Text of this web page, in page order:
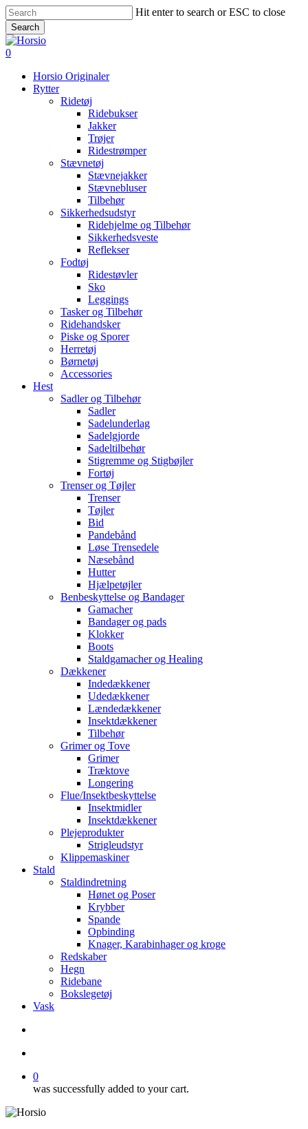
Skip
to
main
content
Hit enter to search or ESC to close
Search
Close
Search
search
account
0
Horsio Originaler
Rytter
Ridetøj
Ridebukser
Jakker
Trøjer
Ridestrømper
Stævnetøj
Stævnejakker
Stævnebluser
Tilbehør
Sikkerhedsudstyr
Ridehjelme og Tilbehør
Sikkerhedsveste
Reflekser
Fodtøj
Ridestøvler
Sko
Leggings
Tasker og Tilbehør
Ridehandsker
Piske og Sporer
Herretøj
Børnetøj
Accessories
Hest
Sadler og Tilbehør
Sadler
Sadelunderlag
Sadelgjorde
Sadeltilbehør
Stigremme og Stigbøjler
Fortøj
Trenser og Tøjler
Trenser
Tøjler
Bid
Pandebånd
Løse Trensedele
Næsebånd
Hutter
Hjælpetøjler
Benbeskyttelse og Bandager
Gamacher
Bandager og pads
Klokker
Boots
Staldgamacher og Healing
Dækkener
Indedækkener
Udedækkener
Lændedækkener
Insektdækkener
Tilbehør
Grimer og Tove
Grimer
Træktove
Longering
Flue/Insektbeskyttelse
Insektmidler
Insektdækkener
Plejeprodukter
Strigleudstyr
Klippemaskiner
Stald
Staldindretning
Hønet og Poser
Krybber
Spande
Opbinding
Knager, Karabinhager og kroge
Redskaber
Hegn
Ridebane
Bokslegetøj
Vask
0
was successfully added to your cart.